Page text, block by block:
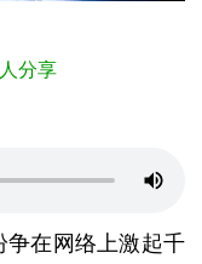
分享
争在网络上激起千